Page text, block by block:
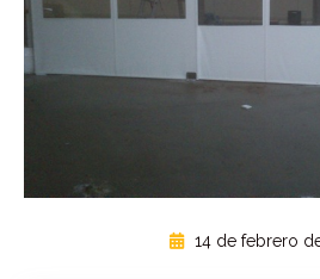
14 de febrero